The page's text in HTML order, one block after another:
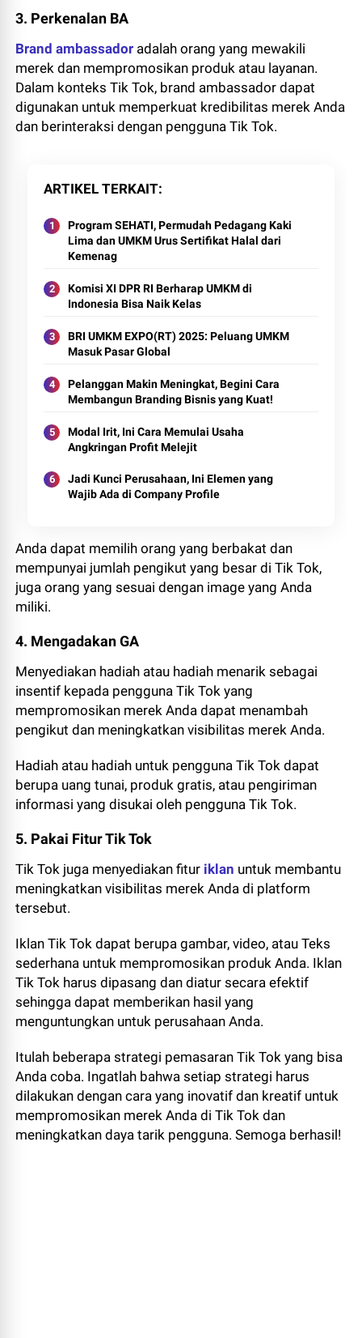
3. Perkenalan BA
Brand ambassador adalah orang yang mewakili
merek dan mempromosikan produk atau layanan.
Dalam konteks Tik Tok, brand ambassador dapat
digunakan untuk memperkuat kredibilitas merek Anda
dan berinteraksi dengan pengguna Tik Tok.
ARTIKEL TERKAIT
Program SEHATI, Permudah Pedagang Kaki
Lima dan UMKM Urus Sertifikat Halal dari
Kemenag
Komisi XI DPR RI Berharap UMKM di
Indonesia Bisa Naik Kelas
BRI UMKM EXPO(RT) 2025: Peluang UMKM
Masuk Pasar Global
Pelanggan Makin Meningkat, Begini Cara
Membangun Branding Bisnis yang Kuat!
Modal Irit, Ini Cara Memulai Usaha
Angkringan Profit Melejit
Jadi Kunci Perusahaan, Ini Elemen yang
Wajib Ada di Company Profile
Anda dapat memilih orang yang berbakat dan
mempunyai jumlah pengikut yang besar di Tik Tok,
juga orang yang sesuai dengan image yang Anda
miliki.
4. Mengadakan GA
Menyediakan hadiah atau hadiah menarik sebagai
insentif kepada pengguna Tik Tok yang
mempromosikan merek Anda dapat menambah
pengikut dan meningkatkan visibilitas merek Anda.
Hadiah atau hadiah untuk pengguna Tik Tok dapat
berupa uang tunai, produk gratis, atau pengiriman
informasi yang disukai oleh pengguna Tik Tok.
5. Pakai Fitur Tik Tok
Tik Tok juga menyediakan fitur iklan untuk membantu
meningkatkan visibilitas merek Anda di platform
tersebut.
Iklan Tik Tok dapat berupa gambar, video, atau Teks
sederhana untuk mempromosikan produk Anda. Iklan
Tik Tok harus dipasang dan diatur secara efektif
sehingga dapat memberikan hasil yang
menguntungkan untuk perusahaan Anda.
Itulah beberapa strategi pemasaran Tik Tok yang bisa
Anda coba. Ingatlah bahwa setiap strategi harus
dilakukan dengan cara yang inovatif dan kreatif untuk
mempromosikan merek Anda di Tik Tok dan
meningkatkan daya tarik pengguna. Semoga berhasil!